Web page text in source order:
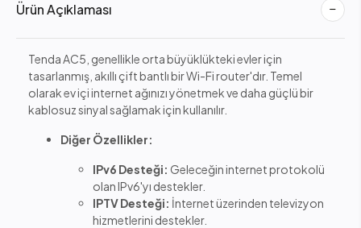
Ürün Açıklaması
Tenda AC5, genellikle orta büyüklükteki evler için
tasarlanmış, akıllı çift bantlı bir Wi-Fi router'dır. Temel
olarak ev içi internet ağınızı yönetmek ve daha güçlü bir
kablosuz sinyal sağlamak için kullanılır.
Diğer Özellikler:
IPv6 Desteği: Geleceğin internet protokolü
olan IPv6'yı destekler.
IPTV Desteği: İnternet üzerinden televizyon
hizmetlerini destekler.